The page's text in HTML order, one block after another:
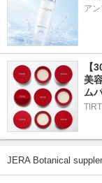
ア
【
美
ム
JERA Botanical